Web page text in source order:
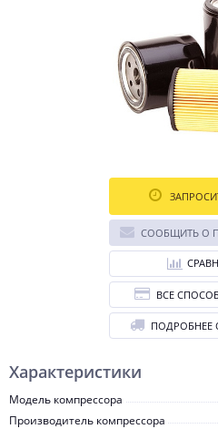
Характеристики
Модель компрессора
Производитель компрессора
СООБЩИТЬ О
ВСЕ
ПОДРОБНЕЕ